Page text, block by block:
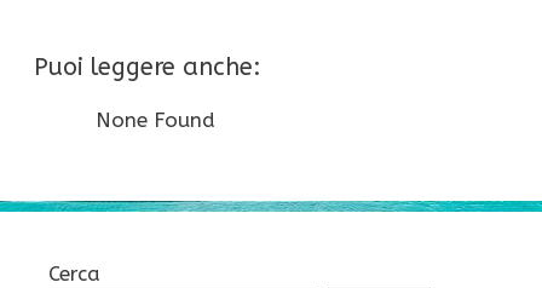
Puoi leggere anche:
None Found
Cerca